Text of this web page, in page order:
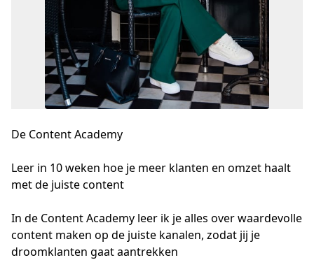
De Content Academy
Leer in 10 weken hoe je meer klanten en omzet haalt
met de juiste content
In de Content Academy leer ik je alles over waardevolle
content maken op de juiste kanalen, zodat jij je
droomklanten gaat aantrekken